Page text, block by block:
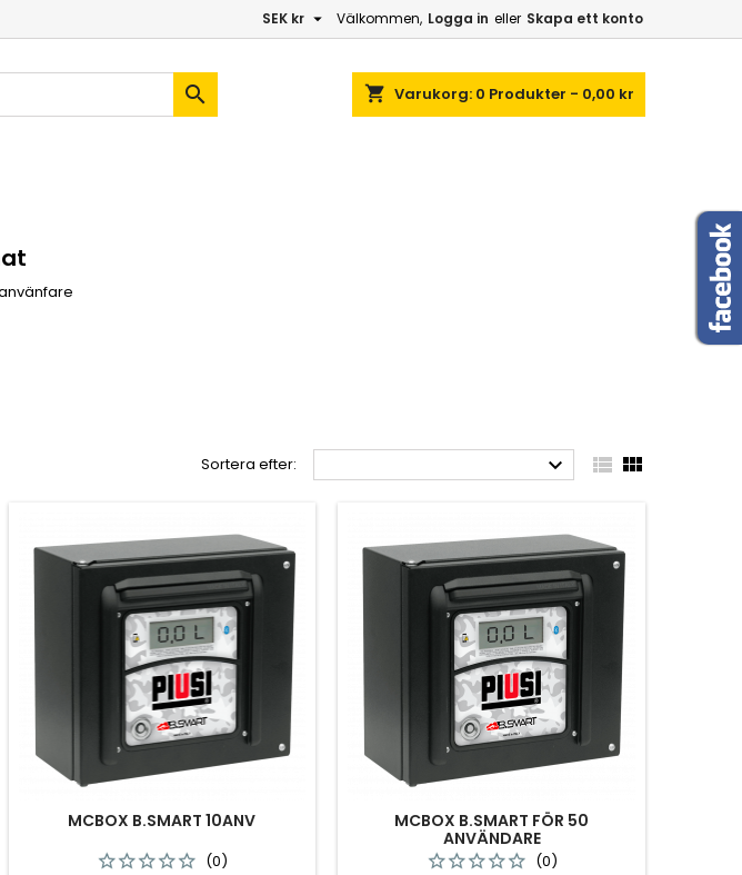
Välkommen, Logga in eller Skapa ett konto
SEK kr 
shopping_cart Varukorg: 0 Produkter - 0,00 kr

Sortera efter:   
MCBOX B.SMART 10ANV
(0)
MCBOX B.SMART FÖR 50
ANVÄNDARE
(0)